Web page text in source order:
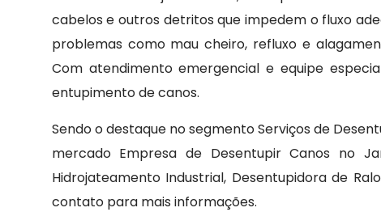
cabelos e outros detritos que impedem o fluxo
problemas como mau cheiro, refluxo e
Com atendimento emergencial e equipe
entupimento de canos.
Sendo o destaque no segmento Serviços de
mercado Empresa de Desentupir Canos no
Hidrojateamento Industrial, Desentupidora de
contato para mais informações.